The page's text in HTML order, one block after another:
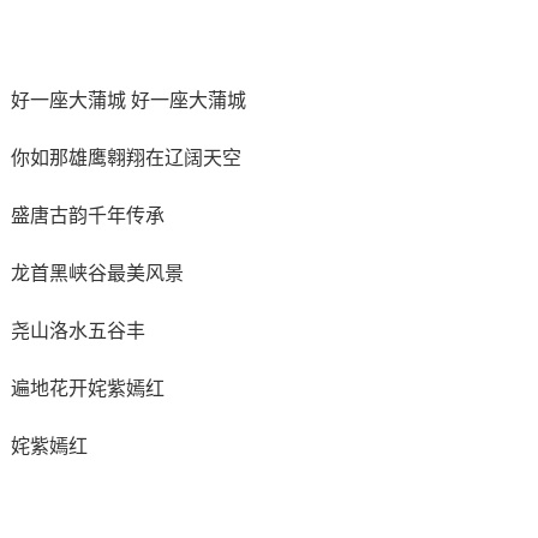
好一座大蒲城 好一座大蒲城
你如那雄鹰翱翔在辽阔天空
盛唐古韵千年传承
龙首黑峡谷最美风景
尧山洛水五谷丰
遍地花开姹紫嫣红
姹紫嫣红